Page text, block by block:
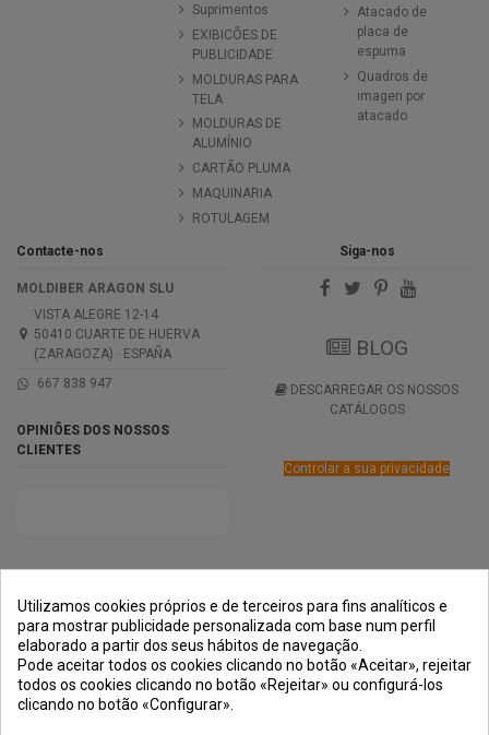
Suprimentos
EXIBICÕES DE
PUBLICIDADE
MOLDURAS PARA
TELA
MOLDURAS DE
ALUMÍNIO
CARTÃO PLUMA
MAQUINARIA
ROTULAGEM
Atacado de
placa de
espuma
Quadros de
imagen por
atacado
Contacte-nos
MOLDIBER ARAGON SLU
VISTA ALEGRE 12-14
50410 CUARTE DE HUERVA
(ZARAGOZA) · ESPAÑA
667 838 947
OPINIÕES DOS NOSSOS
CLIENTES
Siga-nos
BLOG
DESCARREGAR OS NOSSOS
CATÁLOGOS
Controlar a sua privacidade
PAGAMENTO
SEGURA
Utilizamos cookies próprios e de terceiros para fins analíticos e
para mostrar publicidade personalizada com base num perfil
elaborado a partir dos seus hábitos de navegação.
Pode aceitar todos os cookies clicando no botão «Aceitar», rejeitar
todos os cookies clicando no botão «Rejeitar» ou configurá-los
clicando no botão «Configurar».